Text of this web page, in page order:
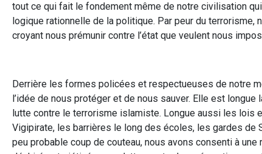
tout ce qui fait le fondement même de notre civilisation
logique rationnelle de la politique. Par peur du
croyant nous prémunir contre l’état que veulent nous
Derrière les formes policées et respectueuses de notre
l’idée de nous protéger et de nous sauver. Elle est
lutte contre le terrorisme islamiste. Longue aussi les lois
Vigipirate, les barrières le long des écoles, les gardes
peu probable coup de couteau, nous avons consenti à